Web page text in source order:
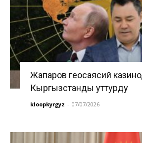
Жапаров геосаясий
Кыргызстанды уттурду
kloopkyrgyz - 07/07/2026